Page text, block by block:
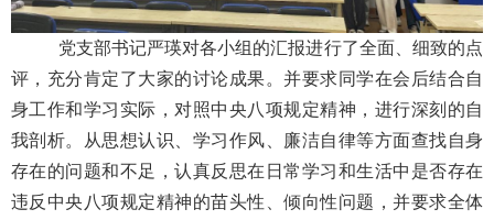
党支部书记严瑛对各小组的汇报进行了全面、细致的点
评，充分肯定了大家的讨论成果。并要求同学在会后结合自
身工作和学习实际，对照中央八项规定精神，进行深刻的自
我剖析。从思想认识、学习作风、廉洁自律等方面查找自身
存在的问题和不足，认真反思在日常学习和生活中是否存在
违反中央八项规定精神的苗头性、倾向性问题，并要求全体